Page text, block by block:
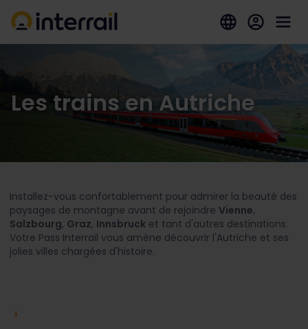
Les trains en Autriche
Installez-vous confortablement pour admirer la beauté des
paysages de montagne avant de rejoindre Vienne,
Salzbourg, Graz, Innsbruck et tant d'autres destinations.
Votre Pass Interrail vous amène découvrir l'Autriche et ses
jolies villes chargées d'histoire.